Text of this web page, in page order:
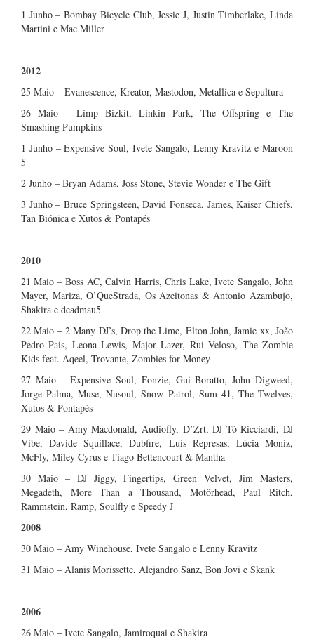
1 Junho – Bombay Bicycle Club, Jessie J, Justin Timberlake, Linda
Martini e Mac Miller
2012
25 Maio – Evanescence, Kreator, Mastodon, Metallica e Sepultura
26 Maio – Limp Bizkit, Linkin Park, The Offspring e The
Smashing Pumpkins
1 Junho – Expensive Soul, Ivete Sangalo, Lenny Kravitz e Maroon
5
2 Junho – Bryan Adams, Joss Stone, Stevie Wonder e The Gift
3 Junho – Bruce Springsteen, David Fonseca, James, Kaiser Chiefs,
Tan Biónica e Xutos & Pontapés
2010
21 Maio – Boss AC, Calvin Harris, Chris Lake, Ivete Sangalo, John
Mayer, Mariza, O’QueStrada, Os Azeitonas & Antonio Azambujo,
Shakira e deadmau5
22 Maio – 2 Many DJ’s, Drop the Lime, Elton John, Jamie xx, João
Pedro Pais, Leona Lewis, Major Lazer, Rui Veloso, The Zombie
Kids feat. Aqeel, Trovante, Zombies for Money
27 Maio – Expensive Soul, Fonzie, Gui Boratto, John Digweed,
Jorge Palma, Muse, Nusoul, Snow Patrol, Sum 41, The Twelves,
Xutos & Pontapés
29 Maio – Amy Macdonald, Audiofly, D’Zrt, DJ Tó Ricciardi, DJ
Vibe, Davide Squillace, Dubfire, Luís Represas, Lúcia Moniz,
McFly, Miley Cyrus e Tiago Bettencourt & Mantha
30 Maio – DJ Jiggy, Fingertips, Green Velvet, Jim Masters,
Megadeth, More Than a Thousand, Motörhead, Paul Ritch,
Rammstein, Ramp, Soulfly e Speedy J
2008
30 Maio – Amy Winehouse, Ivete Sangalo e Lenny Kravitz
31 Maio – Alanis Morissette, Alejandro Sanz, Bon Jovi e Skank
2006
26 Maio – Ivete Sangalo, Jamiroquai e Shakira